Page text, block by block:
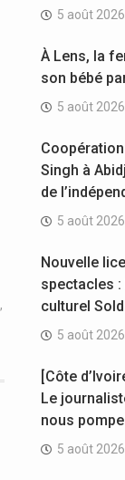
,
5 août 2026
À Lens, la
son bébé
5 août 2026
Singh à
de
5 août 2026
Nouvelle
spectacles :
culturel
5 août 2026
[Côte
Le
nous
5 août 2026